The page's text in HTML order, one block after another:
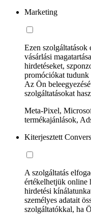
Marketing
Ezen szolgáltatások
vásárlási
hirdetéseket,
promóciókat tudunk
Az Ön
szolgáltatásokat
Meta-Pixel,
termékajánlások,
Kiterjesztett
A szolgáltatás
értékelhetjük online
hirdetési
személyes adatait
szolgáltatókkal, ha